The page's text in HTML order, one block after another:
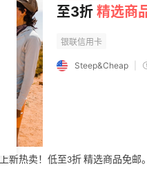
至3折 精选商
Steep&Cheap
新热卖！低至3折 精选商品免邮。